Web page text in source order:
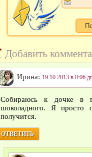
Добавить
Ирина: 19.10.2013 в 8:06
Собираюсь к дочке в
шоколадного. Я просто
получится.
ОТВЕТИТЬ